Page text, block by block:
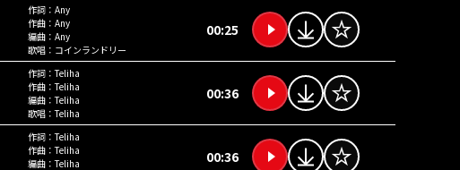
作詞： Any
作曲： Any
編曲： Any
歌唱： コインランドリー
00:25
作詞：Teliha
作曲：Teliha
編曲：Teliha
歌唱：Teliha
00:36
作詞：Teliha
作曲：Teliha
編曲：Teliha
00:36